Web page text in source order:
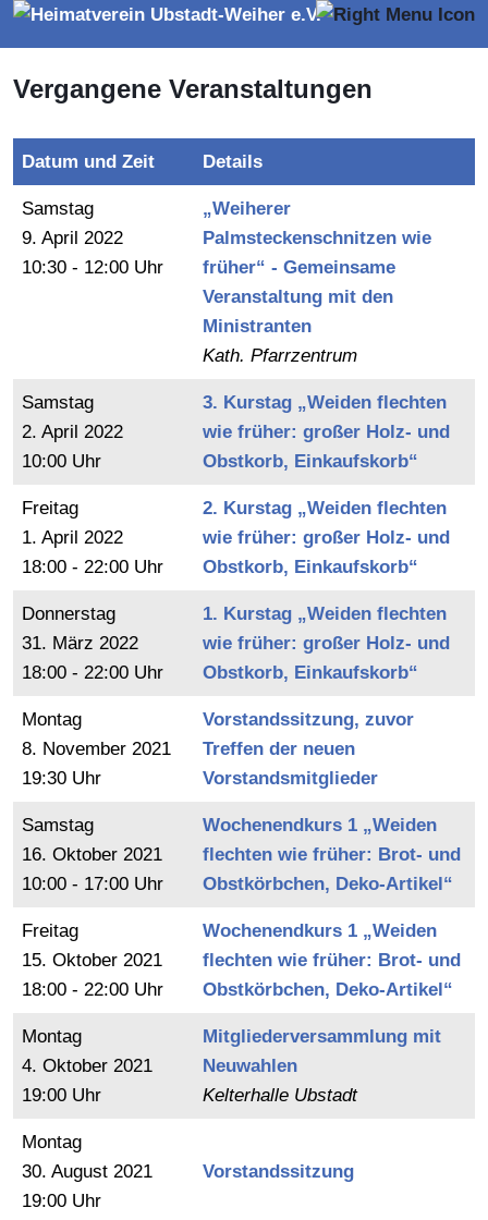
Vergangene Veranstaltungen
Datum und Zeit Details
Samstag
9. April 2022
10:30 - 12:00 Uhr
„Weiherer
Palmsteckenschnitzen wie
früher“ - Gemeinsame
Veranstaltung mit den
Ministranten
Kath. Pfarrzentrum
Samstag
2. April 2022
10:00 Uhr
3. Kurstag „Weiden flechten
wie früher: großer Holz- und
Obstkorb, Einkaufskorb“
Freitag
1. April 2022
18:00 - 22:00 Uhr
2. Kurstag „Weiden flechten
wie früher: großer Holz- und
Obstkorb, Einkaufskorb“
Donnerstag
31. März 2022
18:00 - 22:00 Uhr
1. Kurstag „Weiden flechten
wie früher: großer Holz- und
Obstkorb, Einkaufskorb“
Montag
8. November 2021
19:30 Uhr
Vorstandssitzung, zuvor
Treffen der neuen
Vorstandsmitglieder
Samstag
16. Oktober 2021
10:00 - 17:00 Uhr
Wochenendkurs 1 „Weiden
flechten wie früher: Brot- und
Obstkörbchen, Deko-Artikel“
Freitag
15. Oktober 2021
18:00 - 22:00 Uhr
Wochenendkurs 1 „Weiden
flechten wie früher: Brot- und
Obstkörbchen, Deko-Artikel“
Montag
4. Oktober 2021
19:00 Uhr
Mitgliederversammlung mit
Neuwahlen
Kelterhalle Ubstadt
Montag
30. August 2021
19:00 Uhr
Vorstandssitzung